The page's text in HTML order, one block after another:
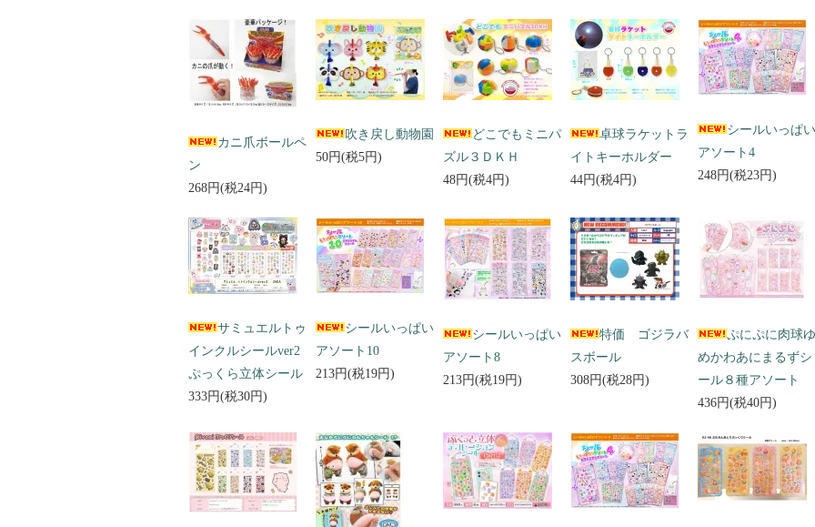
カニ爪ボールペ
ン
268円(税24円)
吹き戻し動物園
50円(税5円)
どこでもミニパ
ズル３ＤＫＨ
48円(税4円)
卓球ラケットラ
イトキーホルダー
44円(税4円)
シールいっぱい
アソート4
248円(税23円)
サミュエルトゥ
インクルシールver2
ぷっくら立体シール
333円(税30円)
シールいっぱい
アソート10
213円(税19円)
シールいっぱい
アソート8
213円(税19円)
特価 ゴジラバ
スボール
308円(税28円)
ぷにぷに肉球ゆ
めかわあにまるずシ
ール８種アソート
436円(税40円)